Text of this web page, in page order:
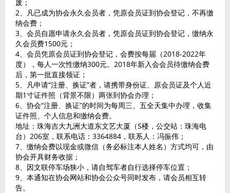
废；
2、凡已成为协会永久会员者，凭原会员证到协会登记，不再缴
纳会费；
3、会员自愿申请永久会员者，凭原会员证到协会登记，缴纳永
久会员费1500元；
4、会员凭原会员证到协会登记，会费按每届（2018-2022年
度），每人一次性缴纳300元。2018年新入会会员待缴纳会费
后，第一批直接领证；
5、凡申请“注册、换证”者，请携带身份证、原会员证及个人近
期1寸证件照（背景不限）两张到协会办理；
6、协会“注册、换证”的时间为每周三、五全天集中办理，收集
证件照、个人信息和缴纳会费。
地址：珠海吉大九洲大道东文艺大厦（S楼，公交站：珠海电
台）206室，联系电话：3364884，联系人：冯振伟；
7、缴纳会费以现金或微信（务必标注本人姓名）方式均可，由
协会开具财务收据；
8、因文联停车场狭小，请自驾车者自行选择停车位置；
9、本通知在协会网站和协会公众号同时发布，请会员相互转
告。